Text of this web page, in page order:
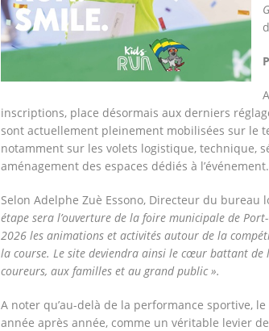
inscriptions, place désormais aux derniers
sont actuellement pleinement mobilisées sur le
notamment sur les volets logistique, technique,
aménagement des espaces dédiés à l’événement.
Selon Adelphe Zuè Essono, Directeur du bureau
étape sera l’ouverture de la foire municipale de
2026 les animations et activités autour de la
la course. Le site deviendra ainsi le cœur battant de
coureurs, aux familles et au grand public ».
A noter qu’au-delà de la performance sportive, le
année après année, comme un véritable levier